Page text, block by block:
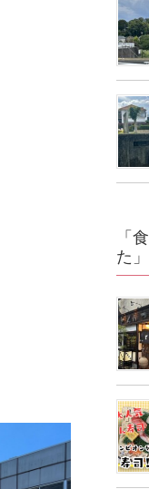
「
た」